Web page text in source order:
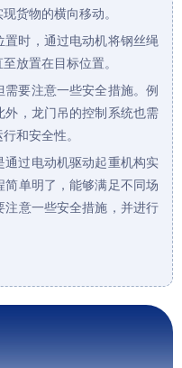
货物的横向移动。
时，通过电动机将钢丝绳
放置在目标位置。
要注意一些安全措施。例
，龙门吊的控制系统也需
和安全性。
过电动机驱动起重机构实
单明了，能够满足不同场
意一些安全措施，并进行